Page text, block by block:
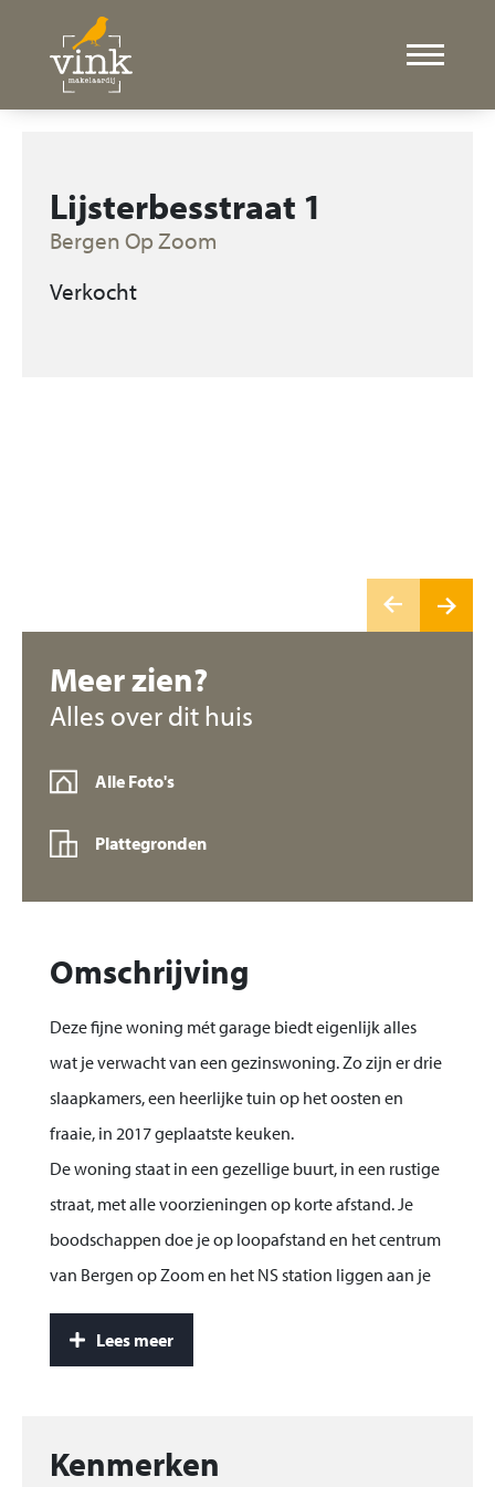
Lijsterbesstraat 1
Bergen Op Zoom
Verkocht
Meer zien?
Alles over dit huis
Alle Foto's
Plattegronden
Omschrijving
Deze fijne woning mét garage biedt eigenlijk alles
wat je verwacht van een gezinswoning. Zo zijn er drie
slaapkamers, een heerlijke tuin op het oosten en
fraaie, in 2017 geplaatste keuken.
De woning staat in een gezellige buurt, in een rustige
straat, met alle voorzieningen op korte afstand. Je
boodschappen doe je op loopafstand en het centrum
van Bergen op Zoom en het NS station liggen aan je
voeten.
De uitvalswegen naar de Randstand, Zeeland en
Bouwjaar: 1956 Perceelgrootte: 192 m² Inhoud: 350
Lees meer
Kenmerken